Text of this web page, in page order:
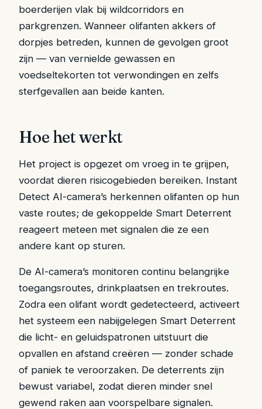
boerderijen vlak bij wildcorridors en
parkgrenzen. Wanneer olifanten akkers of
dorpjes betreden, kunnen de gevolgen groot
zijn — van vernielde gewassen en
voedseltekorten tot verwondingen en zelfs
sterfgevallen aan beide kanten.
Hoe het werkt
Het project is opgezet om vroeg in te grijpen,
voordat dieren risicogebieden bereiken. Instant
Detect AI-camera’s herkennen olifanten op hun
vaste routes; de gekoppelde Smart Deterrent
reageert meteen met signalen die ze een
andere kant op sturen.
De AI-camera’s monitoren continu belangrijke
toegangsroutes, drinkplaatsen en trekroutes.
Zodra een olifant wordt gedetecteerd, activeert
het systeem een nabijgelegen Smart Deterrent
die licht- en geluidspatronen uitstuurt die
opvallen en afstand creëren — zonder schade
of paniek te veroorzaken. De deterrents zijn
bewust variabel, zodat dieren minder snel
gewend raken aan voorspelbare signalen.